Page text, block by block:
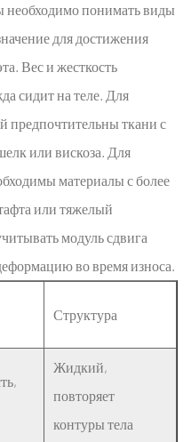
необходимо пониматьвиды
для достижения
Вес и жесткость
сидит на теле. Для
предпочтительны ткани с
или вискоза. Для
материалы с более
или тяжелый
модуль сдвига
во время износа.
Структура
Жидкий,
повторяет
контуры тела